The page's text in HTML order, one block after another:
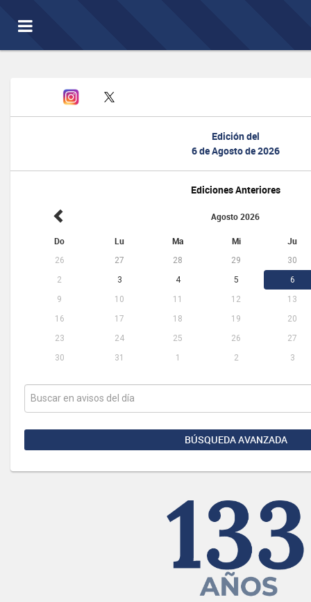
Toggle
navigation
Edición del
6 de Agosto de 2026
Ediciones Anteriores
Agosto 2026
Do Lu Ma Mi Ju
26 27 28 29
30
2
3 4 5
6
9
10 11 12
13
16
17 18 19
20
23
24 25 26
27
30
31 1 2 3
BÚSQUEDA AVANZADA